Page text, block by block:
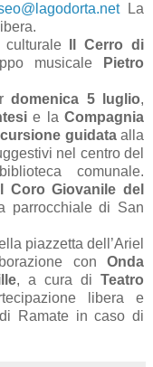
La
Il Cerro di
musicale
Pietro
domenica 5 luglio,
e la Compagnia
guidataalla
nel centro del
comunale.
Coro Giovanile del
parrocchiale di San
piazzetta dell’Ariel
con Onda
, a cura di Teatro
libera e
Ramate in caso di